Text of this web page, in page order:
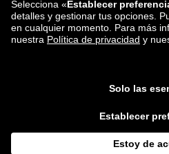
También nos
encuentras en
*En comparación con el precio de venta